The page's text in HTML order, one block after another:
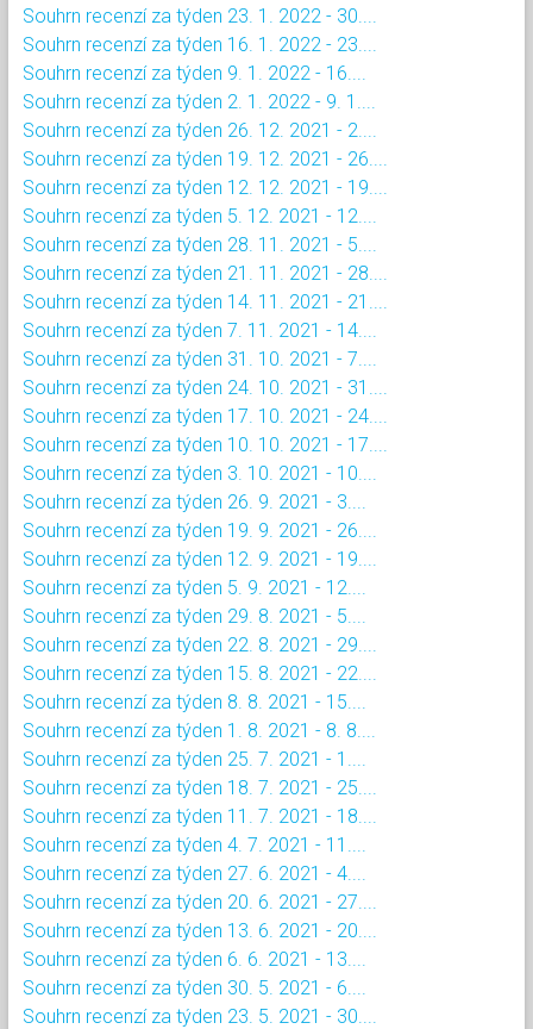
Souhrn recenzí za týden 23. 1. 2022 - 30....
Souhrn recenzí za týden 16. 1. 2022 - 23....
Souhrn recenzí za týden 9. 1. 2022 - 16....
Souhrn recenzí za týden 2. 1. 2022 - 9. 1....
Souhrn recenzí za týden 26. 12. 2021 - 2....
Souhrn recenzí za týden 19. 12. 2021 - 26....
Souhrn recenzí za týden 12. 12. 2021 - 19....
Souhrn recenzí za týden 5. 12. 2021 - 12....
Souhrn recenzí za týden 28. 11. 2021 - 5....
Souhrn recenzí za týden 21. 11. 2021 - 28....
Souhrn recenzí za týden 14. 11. 2021 - 21....
Souhrn recenzí za týden 7. 11. 2021 - 14....
Souhrn recenzí za týden 31. 10. 2021 - 7....
Souhrn recenzí za týden 24. 10. 2021 - 31....
Souhrn recenzí za týden 17. 10. 2021 - 24....
Souhrn recenzí za týden 10. 10. 2021 - 17....
Souhrn recenzí za týden 3. 10. 2021 - 10....
Souhrn recenzí za týden 26. 9. 2021 - 3....
Souhrn recenzí za týden 19. 9. 2021 - 26....
Souhrn recenzí za týden 12. 9. 2021 - 19....
Souhrn recenzí za týden 5. 9. 2021 - 12....
Souhrn recenzí za týden 29. 8. 2021 - 5....
Souhrn recenzí za týden 22. 8. 2021 - 29....
Souhrn recenzí za týden 15. 8. 2021 - 22....
Souhrn recenzí za týden 8. 8. 2021 - 15....
Souhrn recenzí za týden 1. 8. 2021 - 8. 8....
Souhrn recenzí za týden 25. 7. 2021 - 1....
Souhrn recenzí za týden 18. 7. 2021 - 25....
Souhrn recenzí za týden 11. 7. 2021 - 18....
Souhrn recenzí za týden 4. 7. 2021 - 11....
Souhrn recenzí za týden 27. 6. 2021 - 4....
Souhrn recenzí za týden 20. 6. 2021 - 27....
Souhrn recenzí za týden 13. 6. 2021 - 20....
Souhrn recenzí za týden 6. 6. 2021 - 13....
Souhrn recenzí za týden 30. 5. 2021 - 6....
Souhrn recenzí za týden 23. 5. 2021 - 30....